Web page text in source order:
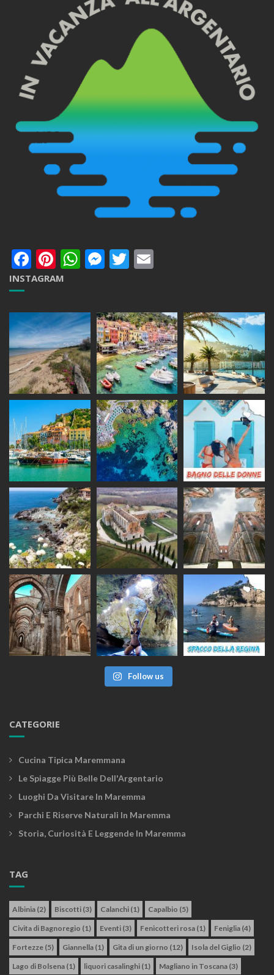
Facebook
Pinterest
WhatsApp
Messenger
Twitter
INSTAGRAM
Follow us
CATEGORIE
Cucina Tipica Maremmana
Le Spiagge Più Belle Dell'Argentario
Luoghi Da Visitare In Maremma
Parchi E Riserve Naturali In Maremma
Storia, Curiosità E Leggende In Maremma
TAG
Albinia (2) Biscotti (3) Calanchi (1) Capalbio (5)
Civita di Bagnoregio (1) Eventi (3) Fenicotteri rosa (1) Feniglia (4)
Fortezze (5) Giannella (1) Gita di un giorno (12) Isola del Giglio (2)
Lago di Bolsena (1) liquori casalinghi (1) Magliano in Toscana (3)